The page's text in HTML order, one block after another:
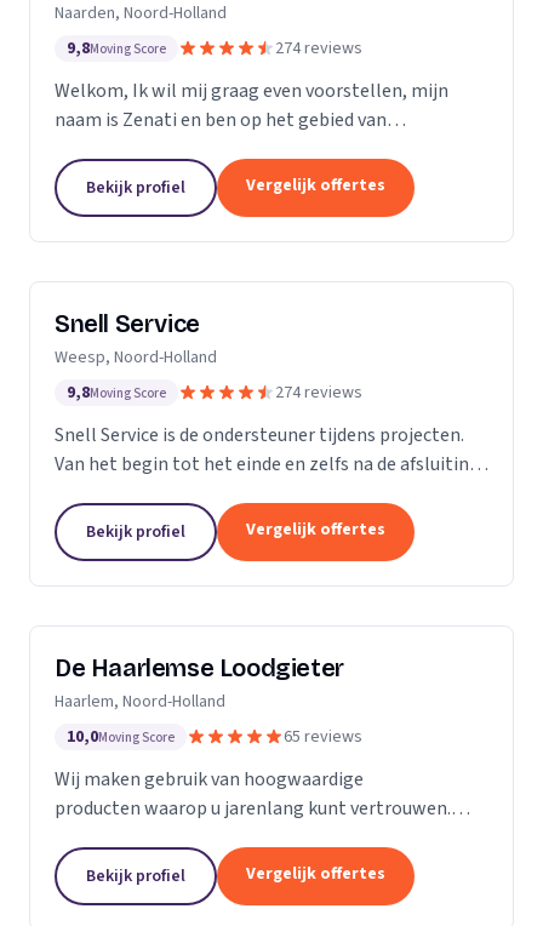
Naarden, Noord-Holland
9,8Moving Score 274 reviews
Welkom, Ik wil mij graag even voorstellen, mijn
naam is Zenati en ben op het gebied van
meer dan 10 jaar ervaring, en geen probleem is voor
mij te...
Bekijk profiel Vergelijk offertes
Snell Service
Weesp, Noord-Holland
9,8Moving Score 274 reviews
Snell Service is de ondersteuner tijdens projecten.
Van het begin tot het einde en zelfs na de afsluiting
Bekijk profiel Vergelijk offertes
De Haarlemse Loodgieter
Haarlem, Noord-Holland
10,0Moving Score 65 reviews
Wij maken gebruik van hoogwaardige
producten waarop u jarenlang kunt vertrouwen.
uur per dag in om u van dienst te zijn. Want uw
wooncomfort verdient...
Bekijk profiel Vergelijk offertes